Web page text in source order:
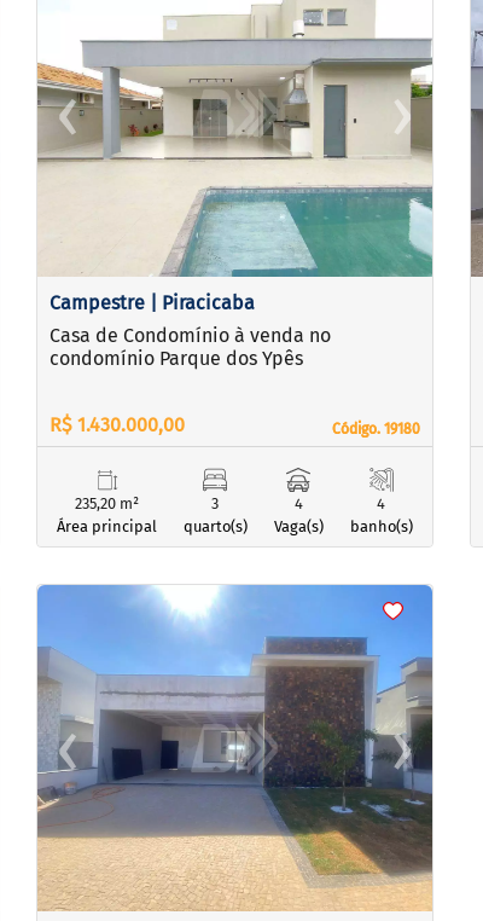
‹Previous ›Next
Campestre | Piracicaba
Código. 19180
Código. 19180
Casa de Condomínio à venda no
condomínio Parque dos Ypês
R$ 1.430.000,00
235,20 m²
Área principal
3
quarto(s)
4
Vaga(s)
4
banho(s)
<
‹Previous ›Next